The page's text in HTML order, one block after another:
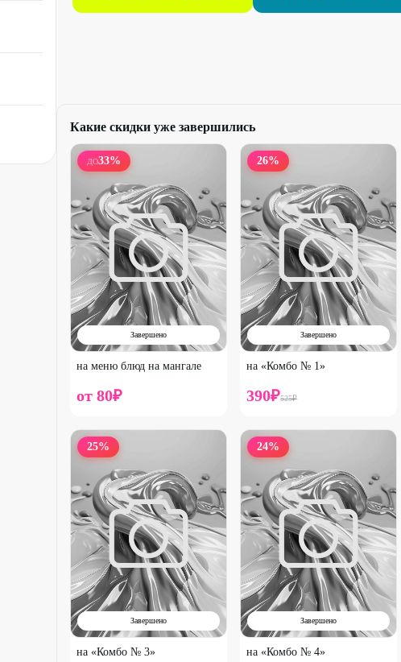
Какие скидки уже завершились
Завершено
ДО33%
на меню блюд на мангале
от80₽
Завершено
26%
на «Комбо № 1»
390₽525₽
Завершено
25%
на «Комбо № 3»
Завершено
24%
на «Комбо № 4»